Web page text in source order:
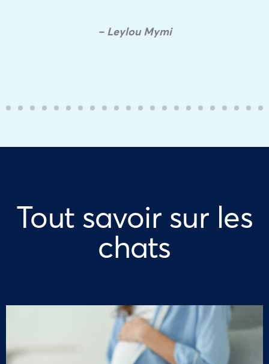
– Leylou Mymi
Tout savoir sur les
chats